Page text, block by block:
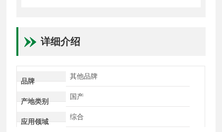
详细介绍
品牌
其他品牌
产地类别
国产
应用领域
综合